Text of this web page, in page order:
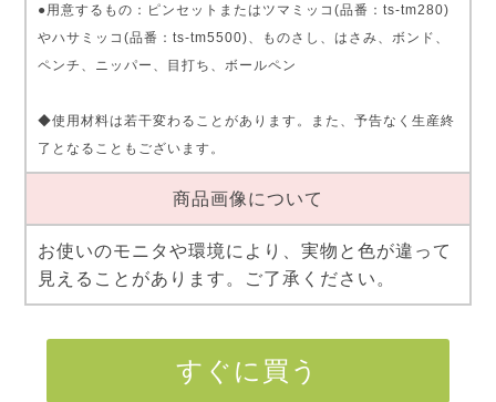
●用意するもの：ピンセットまたはツマミッコ(品番：ts-tm280)
やハサミッコ(品番：ts-tm5500)、ものさし、はさみ、ボンド、
ペンチ、ニッパー、目打ち、ボールペン
◆使用材料は若干変わることがあります。また、予告なく生産終
了となることもございます。
商品画像について
お使いのモニタや環境により、実物と色が違って
見えることがあります。ご了承ください。
すぐに買う